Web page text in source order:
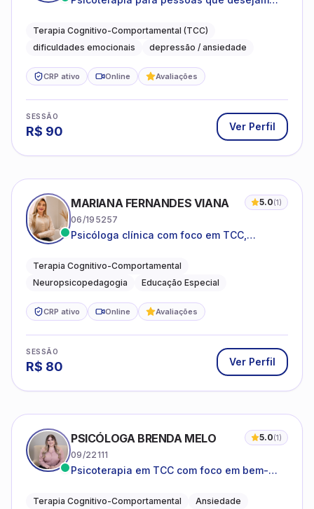
dificuldades do dia a dia
Terapia Cognitivo-Comportamental (TCC)
dificuldades emocionais
depressão / ansiedade
CRP ativo Online Avaliações
SESSÃO
R$ 90 Ver Perfil
MARIANA FERNANDES VIANA 5.0(1)
06/195257
Psicóloga clínica com foco em TCC,
do neurodesenvolvimento.
Terapia Cognitivo-Comportamental
Neuropsicopedagogia
Educação Especial
CRP ativo Online Avaliações
SESSÃO
R$ 80 Ver Perfil
PSICÓLOGA BRENDA MELO 5.0(1)
09/22111
Psicoterapia em TCC com foco em bem-
o cotidiano
Terapia Cognitivo-Comportamental
Ansiedade